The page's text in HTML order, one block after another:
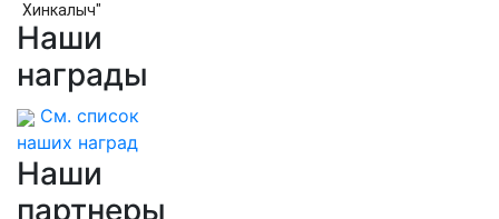
Хинкалыч"
Наши
награды
См. список
наших наград
Наши
партнеры